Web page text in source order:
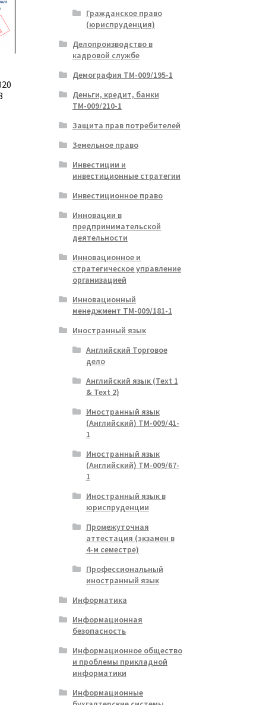
Гражданское право
(юриспруденция)
Делопроизводство в
кадровой службе
Демография ТМ-009/195-1
Деньги, кредит, банки
ТМ-009/210-1
Защита прав потребителей
Земельное право
Инвестиции и
инвестиционные стратегии
Инвестиционное право
Инновации в
предпринимательской
деятельности
Инновационное и
стратегическое управление
организацией
Инновационный
менеджмент ТМ-009/181-1
Иностранный язык
Английский Торговое
дело
Английский язык (Text 1
& Text 2)
Иностранный язык
(Английский) ТМ-009/41-
1
Иностранный язык
(Английский) ТМ-009/67-
1
Иностранный язык в
юриспруденции
Промежуточная
аттестация (экзамен в
4-м семестре)
Профессиональный
иностранный язык
Информатика
Информационная
безопасность
Информационное общество
и проблемы прикладной
информатики
Информационные